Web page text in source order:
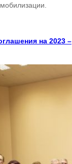
на 2023 –